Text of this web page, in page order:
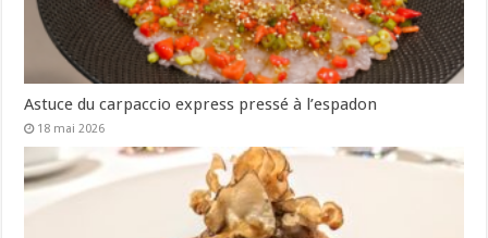
Astuce du carpaccio express pressé à l’espadon
18 mai 2026